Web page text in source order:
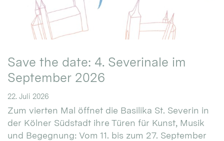
Save the date: 4. Severinale im
September 2026
22. Juli 2026
Zum vierten Mal öffnet die Basilika St. Severin in
der Kölner Südstadt ihre Türen für Kunst, Musik
und Begegnung: Vom 11. bis zum 27. September